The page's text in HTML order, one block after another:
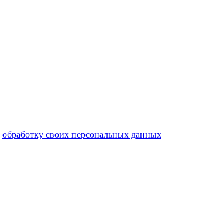
обработку своих персональных данных